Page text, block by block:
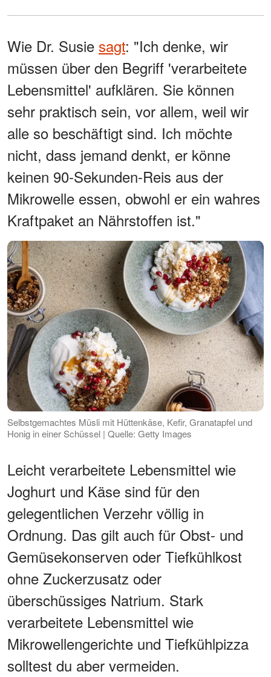
Wie Dr. Susie sagt: "Ich denke, wir
müssen über den Begriff 'verarbeitete
Lebensmittel' aufklären. Sie können
sehr praktisch sein, vor allem, weil wir
alle so beschäftigt sind. Ich möchte
nicht, dass jemand denkt, er könne
keinen 90-Sekunden-Reis aus der
Mikrowelle essen, obwohl er ein wahres
Kraftpaket an Nährstoffen ist."
Selbstgemachtes Müsli mit Hüttenkäse, Kefir, Granatapfel und
Honig in einer Schüssel | Quelle: Getty Images
Leicht verarbeitete Lebensmittel wie
Joghurt und Käse sind für den
gelegentlichen Verzehr völlig in
Ordnung. Das gilt auch für Obst- und
Gemüsekonserven oder Tiefkühlkost
ohne Zuckerzusatz oder
überschüssiges Natrium. Stark
verarbeitete Lebensmittel wie
Mikrowellengerichte und Tiefkühlpizza
solltest du aber vermeiden.